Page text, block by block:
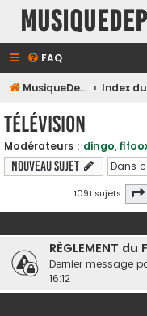
FAQ
MusiqueDePub.com Index
Télévision
Modérateurs : dingo,
Nouveau sujet
1091 sujets
RÈGLEMENT du
Dernier message
16:12